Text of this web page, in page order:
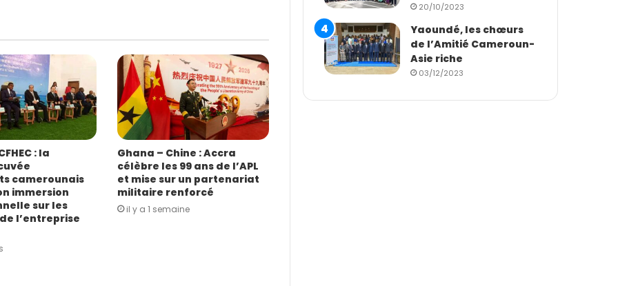
: la
camerounais
immersion
sur les
l’entreprise
Ghana – Chine : Accra
célèbre les 99 ans de l’APL
et mise sur un partenariat
militaire renforcé
il y a 1 semaine
20/10/2023
Yaoundé, les chœurs
de l’Amitié Cameroun-
Asie riche
03/12/2023